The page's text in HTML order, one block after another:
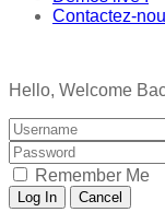
Contactez-
Hello, Welcome
Remember Me